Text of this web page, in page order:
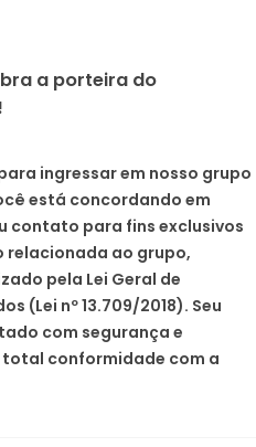
a porteira do
ingressar em nosso grupo
está concordando em
contato para fins exclusivos
relacionada ao grupo,
pela Lei Geral de
(Lei nº 13.709/2018). Seu
com segurança e
conformidade com a